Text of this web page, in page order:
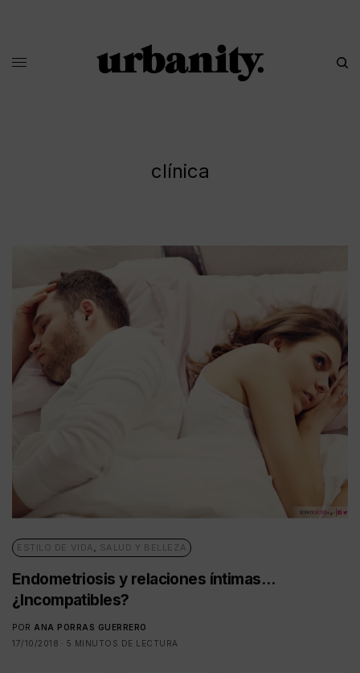
clínica
ESTILO DE VIDA , SALUD Y BELLEZA
Endometriosis y relaciones íntimas…
¿Incompatibles?
POR ANA PORRAS GUERRERO
17/10/2018
5 MINUTOS DE LECTURA